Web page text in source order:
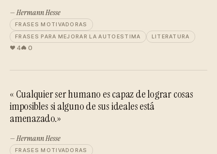
— Hermann Hesse
FRASES MOTIVADORAS
FRASES PARA MEJORAR LA AUTOESTIMA
LITERATURA
4 0
« Cualquier ser humano es capaz de lograr cosas
imposibles si alguno de sus ideales está
amenazado.»
— Hermann Hesse
FRASES MOTIVADORAS